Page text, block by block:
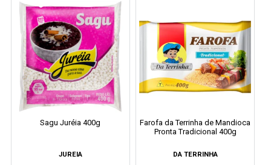
Sagu Juréia 400g
JUREIA
Farofa da Terrinha de Mandioca
Pronta Tradicional 400g
DA TERRINHA